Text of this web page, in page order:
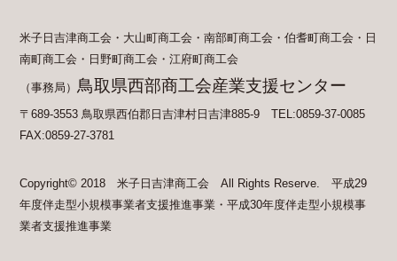
米子日吉津商工会・大山町商工会・南部町商工会・伯耆町商工会・日
南町商工会・日野町商工会・江府町商工会
（事務局）鳥取県西部商工会産業支援センター
〒689-3553 鳥取県西伯郡日吉津村日吉津885-9 TEL:0859-37-0085
FAX:0859-27-3781
Copyright© 2018 米子日吉津商工会 All Rights Reserve. 平成29
年度伴走型小規模事業者支援推進事業・平成30年度伴走型小規模事
業者支援推進事業